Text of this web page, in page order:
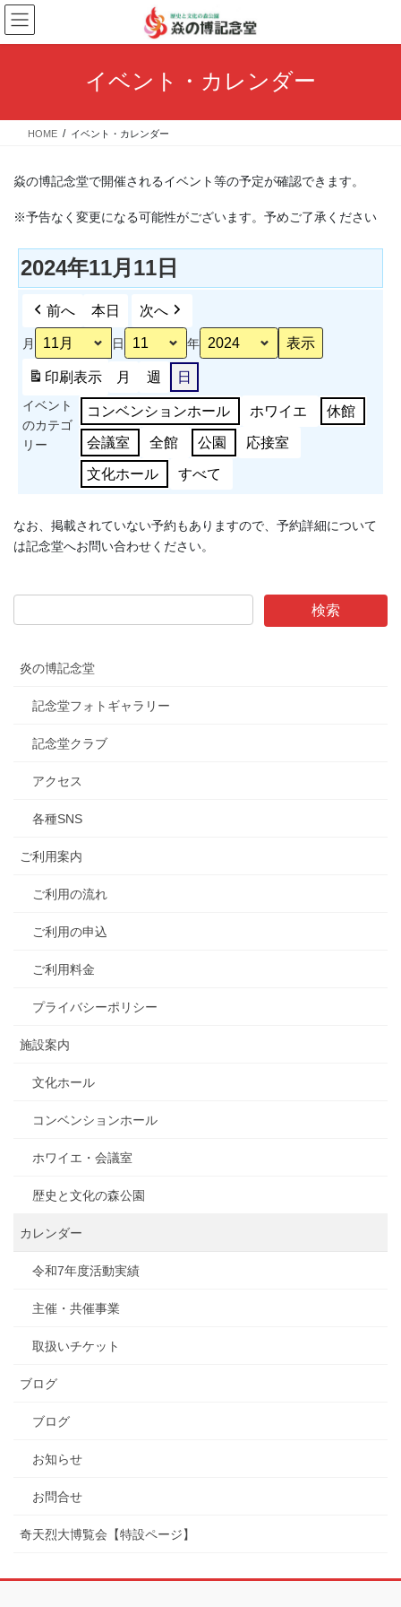
コ
ン
テ
ス
ナ
ビ
ゲ
ン
イベント・カレンダー
HOME イベント・カレンダー
焱の博記念堂で開催されるイベント等の予定が確認できます。
※予告なく変更になる可能性がございます。予めご了承ください
2024年11月11日
前へ 本日 次へ
月 日 年
印刷表示 月 週 日
イベント
のカテゴ
リー
コンベンションホール ホワイエ 休館
会議室 全館 公園 応接室
文化ホール すべて
なお、掲載されていない予約もありますので、予約詳細について
は記念堂へお問い合わせください。
炎の博記念堂
記念堂フォトギャラリー
記念堂クラブ
アクセス
各種SNS
ご利用案内
ご利用の流れ
ご利用の申込
ご利用料金
プライバシーポリシー
施設案内
文化ホール
コンベンションホール
ホワイエ・会議室
歴史と文化の森公園
カレンダー
令和7年度活動実績
主催・共催事業
取扱いチケット
ブログ
ブログ
お知らせ
お問合せ
奇天烈大博覧会【特設ページ】